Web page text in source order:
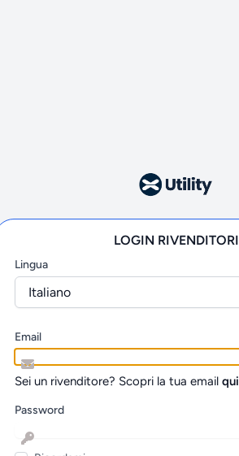
LOGIN RIVENDITORI
Lingua
Email
Sei un rivenditore? Scopri la tua email qui
Password